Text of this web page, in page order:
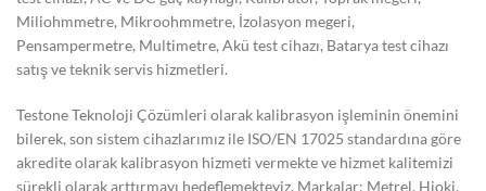
Miliohmmetre, Mikroohmmetre, İzolasyon megeri,
Pensampermetre, Multimetre, Akü test cihazı, Batarya test cihazı
satış ve teknik servis hizmetleri.
Testone Teknoloji Çözümleri olarak kalibrasyon işleminin önemini
bilerek, son sistem cihazlarımız ile ISO/EN 17025 standardına göre
akredite olarak kalibrasyon hizmeti vermekte ve hizmet kalitemizi
sürekli olarak arttırmayı hedeflemekteyiz. Markalar: Metrel, Hioki,